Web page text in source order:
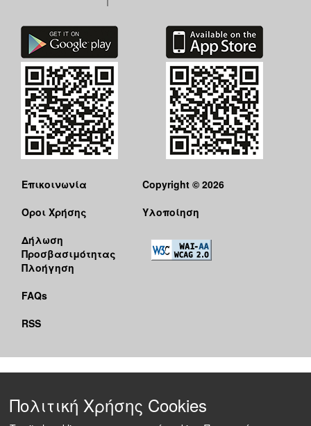
Επικοινωνία
Όροι Χρήσης
Δήλωση
Προσβασιμότητας
Πλοήγηση
FAQs
RSS
Copyright © 2026
Υλοποίηση
Πολιτική Χρήσης Cookies